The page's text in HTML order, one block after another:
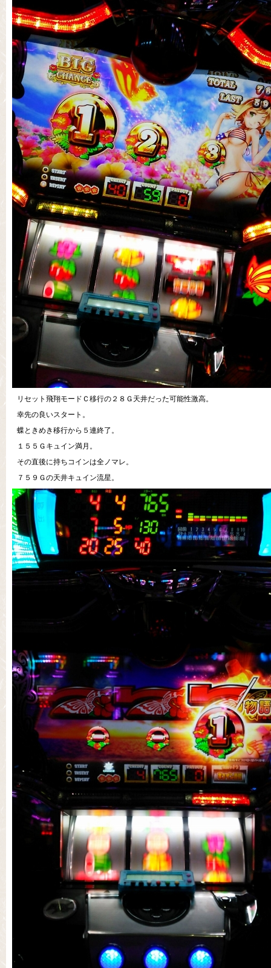
リセット飛翔モードＣ移行の２８Ｇ天井だった可能性激高。
幸先の良いスタート。
蝶ときめき移行から５連終了。
１５５Ｇキュイン満月。
その直後に持ちコインは全ノマレ。
７５９Ｇの天井キュイン流星。